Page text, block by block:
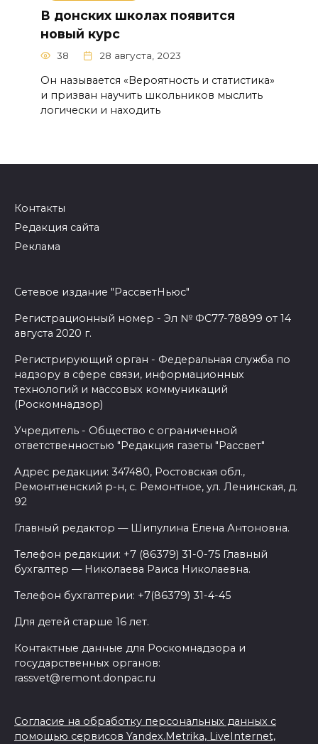
В донских школах появится
новый курс
38 28 августа, 2023
Он называется «Вероятность и статистика»
и призван научить школьников мыслить
логически и находить
Контакты
Редакция сайта
Реклама
Сетевое издание "РассветНьюс"
Регистрационный номер - Эл № ФС77-78899 от 14
августа 2020 г.
Регистрирующий орган - Федеральная служба по
надзору в сфере связи, информационных
технологий и массовых коммуникаций
(Роскомнадзор)
Учредитель - Общество с ограниченной
ответственностью "Редакция газеты "Рассвет"
Адрес редакции: 347480, Ростовская обл.,
Ремонтненский р-н, с. Ремонтное, ул. Ленинская, д.
92
Главный редактор — Шипулина Елена Антоновна.
Телефон редакции: +7 (86379) 31-0-75 Главный
бухгалтер — Николаева Раиса Николаевна.
Телефон бухгалтерии: +7(86379) 31-4-45
Для детей старше 16 лет.
Контактные данные для Роскомнадзора и
государственных органов:
rassvet@remont.donpac.ru
Согласие на обработку персональных данных с
помощью сервисов Yandex.Metrika, LiveInternet,